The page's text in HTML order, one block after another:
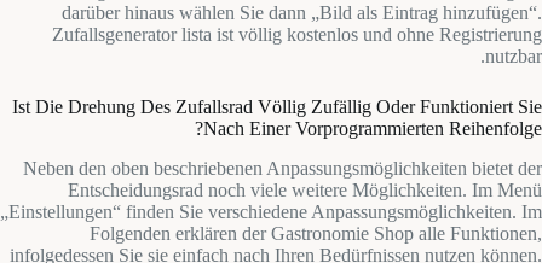
darüber hinaus wählen Sie dann „Bild als Eintrag hinzufügen“.
Zufallsgenerator lista ist völlig kostenlos und ohne Registrierung
nutzbar.
Ist Die Drehung Des Zufallsrad Völlig Zufällig Oder Funktioniert Sie
Nach Einer Vorprogrammierten Reihenfolge?
Neben den oben beschriebenen Anpassungsmöglichkeiten bietet der
Entscheidungsrad noch viele weitere Möglichkeiten. Im Menü
„Einstellungen“ finden Sie verschiedene Anpassungsmöglichkeiten. Im
Folgenden erklären der Gastronomie Shop alle Funktionen,
infolgedessen Sie sie einfach nach Ihren Bedürfnissen nutzen können.